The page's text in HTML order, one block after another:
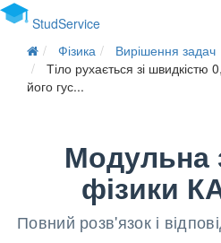
StudService
Фізика
Вирішення задач
Тіло рухається зі швидкістю
його гус...
Модульна
фізики
Повний розв'язок і